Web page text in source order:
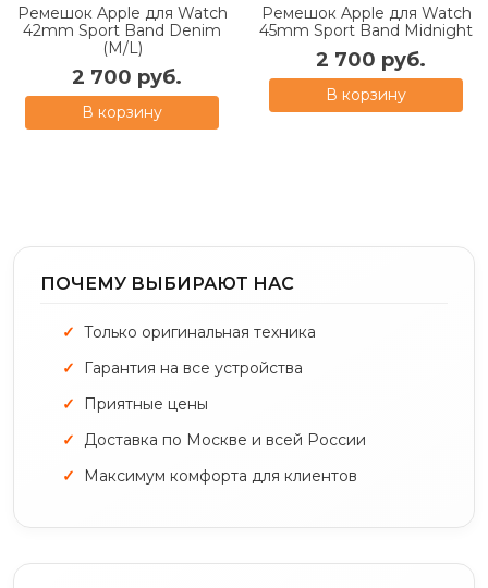
Ремешок Apple для Watch
42mm Sport Band Denim
(M/L)
2 700 руб.
В корзину
Ремешок Apple для Watch
45mm Sport Band Midnight
2 700 руб.
В корзину
ПОЧЕМУ ВЫБИРАЮТ НАС
Только оригинальная техника
Гарантия на все устройства
Приятные цены
Доставка по Москве и всей России
Максимум комфорта для клиентов